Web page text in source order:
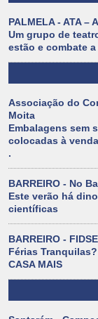
PALMELA - ATA –
Um grupo de
estão e combate
Associação do
Moita
Embalagens sem
colocadas à venda
.
BARREIRO - No
Este verão há
científicas
BARREIRO -
Férias
CASA MAIS